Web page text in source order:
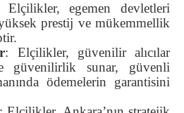
Elçilikler, egemen devletleri
prestij ve mükemmellik
: Elçilikler, güvenilir alıcılar
güvenilirlik sunar, güvenli
ödemelerin garantisini